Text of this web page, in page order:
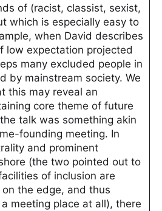
of (racist, classist, sexist,
which is especially easy to
when David describes
low expectation projected
many excluded people in
by mainstream society. We
this may reveal an
core theme of future
talk was something akin
founding meeting. In
and prominent
(the two pointed out to
of inclusion are
the edge, and thus
meeting place at all), there